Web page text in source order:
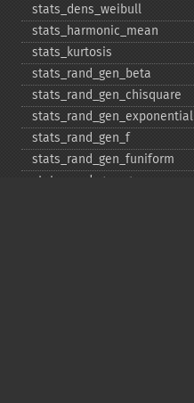
stats_​dens_​weibull
stats_​harmonic_​mean
stats_​kurtosis
stats_​rand_​gen_​beta
stats_​rand_​gen_​chisquare
stats_​rand_​gen_​exponential
stats_​rand_​gen_​f
stats_​rand_​gen_​funiform
stats_​rand_​gen_​gamma